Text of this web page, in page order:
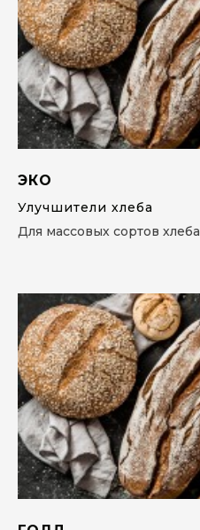
ЭКО
Улучшители хлеба
Для массовых сортов хлеба